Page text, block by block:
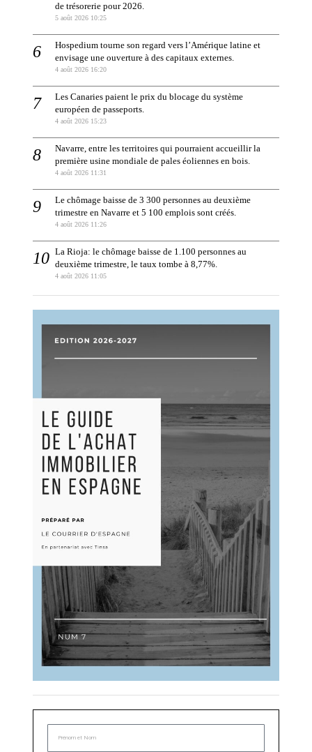
de trésorerie pour 2026.
5 août 2026 10:25
Hospedium tourne son regard vers l’Amérique latine et
envisage une ouverture à des capitaux externes.
4 août 2026 16:20
Les Canaries paient le prix du blocage du système
européen de passeports.
4 août 2026 15:23
Navarre, entre les territoires qui pourraient accueillir la
première usine mondiale de pales éoliennes en bois.
4 août 2026 11:31
Le chômage baisse de 3 300 personnes au deuxième
trimestre en Navarre et 5 100 emplois sont créés.
4 août 2026 11:26
La Rioja: le chômage baisse de 1.100 personnes au
deuxième trimestre, le taux tombe à 8,77%.
4 août 2026 11:05